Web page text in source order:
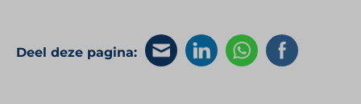
Deel deze pagina: